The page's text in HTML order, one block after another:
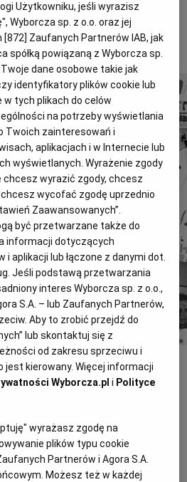
Wyborcza Classic
Wysokie Obcasy
Jutronauci
Inne serwisy
stanowisko państwowe.
Aby czytać dalej, kup dostęp
od 1989 roku.
treści "Gazety
których szukasz.
Kup dostęp
Zaloguj się
INNE
LĄDUJĄ W ŁASKU
POLSCE ZMIENI GEOPOLITYKĘ PO
ŁASKU PAWEŁ WROŃSKI, GAZETA
obrony Tomasz Siemoniak
Użytkowniku, jeśli wyrazisz
Wyborcza sp. z o.o. oraz jej
[872] Zaufanych Partnerów IAB, jak
spółką powiązaną z Wyborcza sp.
dane osobowe takie jak
identyfikatory plików cookie lub
tych plikach do celów
na potrzeby wyświetlania
Twoich zainteresowań i
aplikacjach i w Internecie lub
wyświetlanych. Wyrażenie zgody
chcesz wyrazić zgody, chcesz
wycofać zgodę uprzednio
Zaawansowanych”.
być przetwarzane także do
informacji dotyczących
aplikacji lub łączone z danymi dot.
Jeśli podstawą przetwarzania
interes Wyborcza sp. z o.o.,
S.A. – lub Zaufanych Partnerów,
Aby to zrobić przejdź do
lub skontaktuj się z
od zakresu sprzeciwu i
jest kierowany. Więcej informacji
Wyborcza.pl i Polityce
wyrażasz zgodę na
plików typu cookie
Partnerów i Agora S.A.
Możesz też w każdej